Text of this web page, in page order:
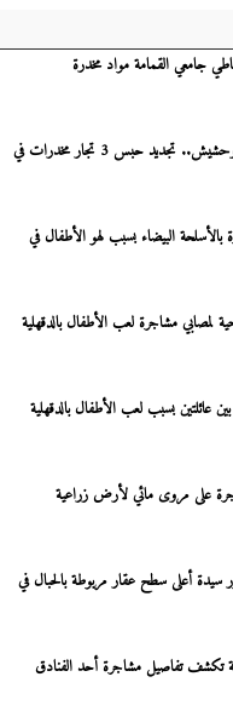
جامعي القمامة مواد مخدرة
بحوزتهم 8 كجم استروكس وحشيش.. تجديد حبس 3 تجار مخدرات في
7 في مشاجرة بالأسلحة البيضاء بسبب لهو الأطفال في
لمصابي مشاجرة لعب الأطفال بالدقهلية
على مروى مائي لأرض زراعية
أعلى سطح عقار مربوطة بالحبال في
تكشف تفاصيل مشاجرة أحد الفنادق